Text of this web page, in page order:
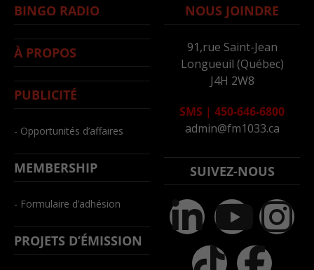
BINGO RADIO
À PROPOS
PUBLICITÉ
- Opportunités d’affaires
MEMBERSHIP
- Formulaire d’adhésion
PROJETS D’ÉMISSION
NOUS JOINDRE
91,rue Saint-Jean
Longueuil (Québec)
J4H 2W8
SMS | 450-646-6800
admin@fm1033.ca
SUIVEZ-NOUS